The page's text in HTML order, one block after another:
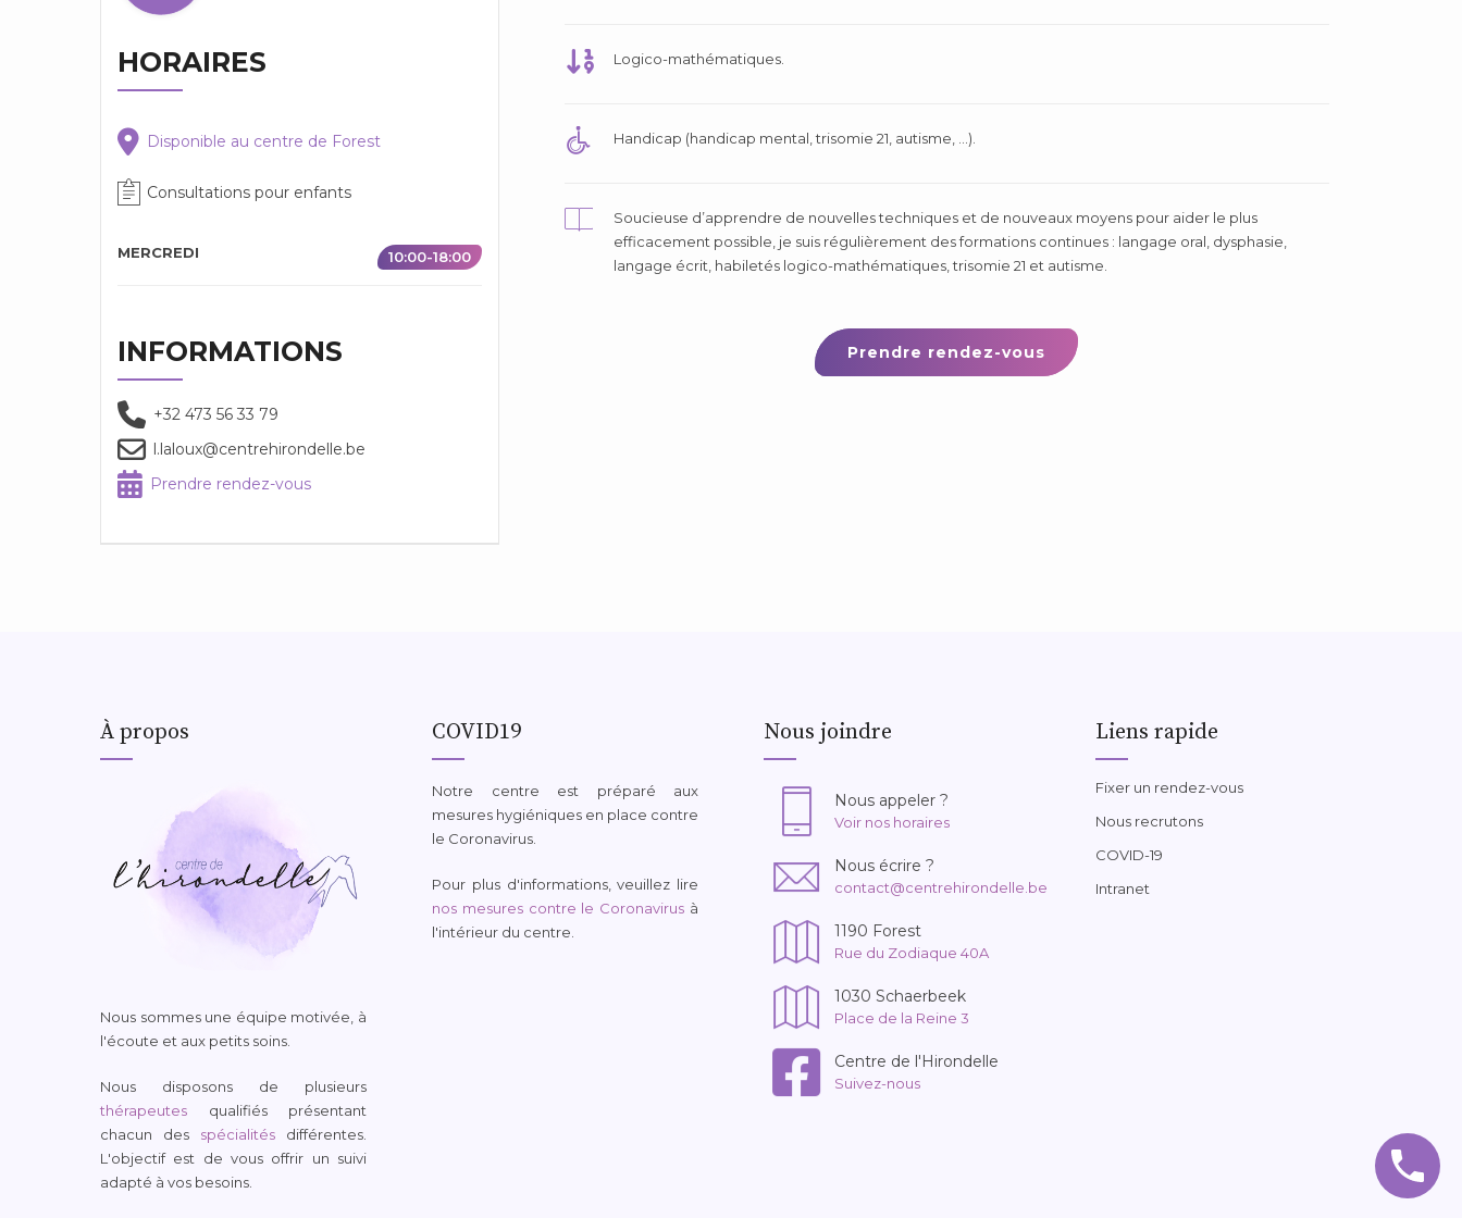
HORAIRES
Disponible au centre de Forest
Consultations pour enfants
MERCREDI 10:00-18:00
INFORMATIONS
+32 473 56 33 79
l.laloux@centrehirondelle.be
Prendre rendez-vous
Logico-mathématiques.
Handicap (handicap mental, trisomie 21, autisme, …).
Soucieuse d’apprendre de nouvelles techniques et de nouveaux moyens pour aider le plus
efficacement possible, je suis régulièrement des formations continues : langage oral, dysphasie,
langage écrit, habiletés logico-mathématiques, trisomie 21 et autisme.
Prendre rendez-vous
À propos
Nous sommes une équipe motivée, à
l'écoute et aux petits soins.
Nous disposons de plusieurs
thérapeutes qualifiés présentant
chacun des spécialités différentes.
L'objectif est de vous offrir un suivi
adapté à vos besoins.
COVID19
Notre centre est préparé aux
mesures hygiéniques en place contre
le Coronavirus.
Pour plus d'informations, veuillez lire
nos mesures contre le Coronavirus à
l'intérieur du centre.
Nous joindre
Nous appeler ?
Voir nos horaires
Nous écrire ?
contact@centrehirondelle.be
1190 Forest
Rue du Zodiaque 40A
1030 Schaerbeek
Place de la Reine 3
Centre de l'Hirondelle
Suivez-nous
Liens rapide
Fixer un rendez-vous
Nous recrutons
COVID-19
Intranet